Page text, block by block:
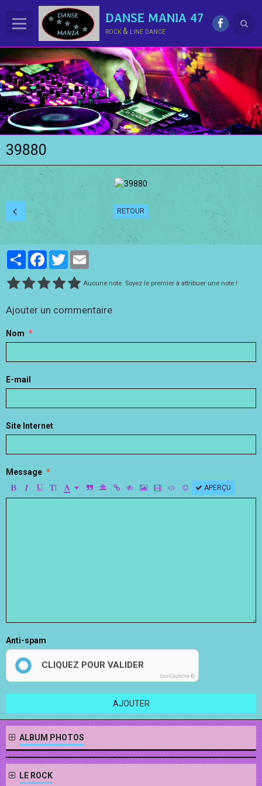
DANSE MANIA 47
rock & line dance
ACCUEIL
LE CLUB
La LINE DANCE
Le ROCK
Groupe Démo - Animations
PHOTOS
BONUS
Contact
Annuaire
39880
RETOUR
PartagerFacebookTwitter
Aucune note. Soyez le premier à attribuer une note !
Ajouter un commentaire
Nom
E-mail
Site Internet
Message
APERÇU
Anti-spam
CLIQUEZ POUR VALIDER
IconCaptcha ©
AJOUTER
ALBUM PHOTOS
LE ROCK